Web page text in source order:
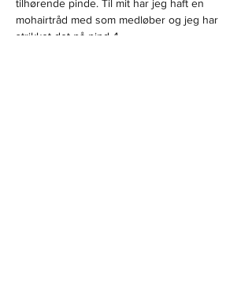
tilhørende pinde. Til mit har jeg haft en
mohairtråd med som medløber og jeg har
strikket det på pind 4.